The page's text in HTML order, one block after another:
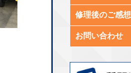
修理後のご感想
お問い合わせ